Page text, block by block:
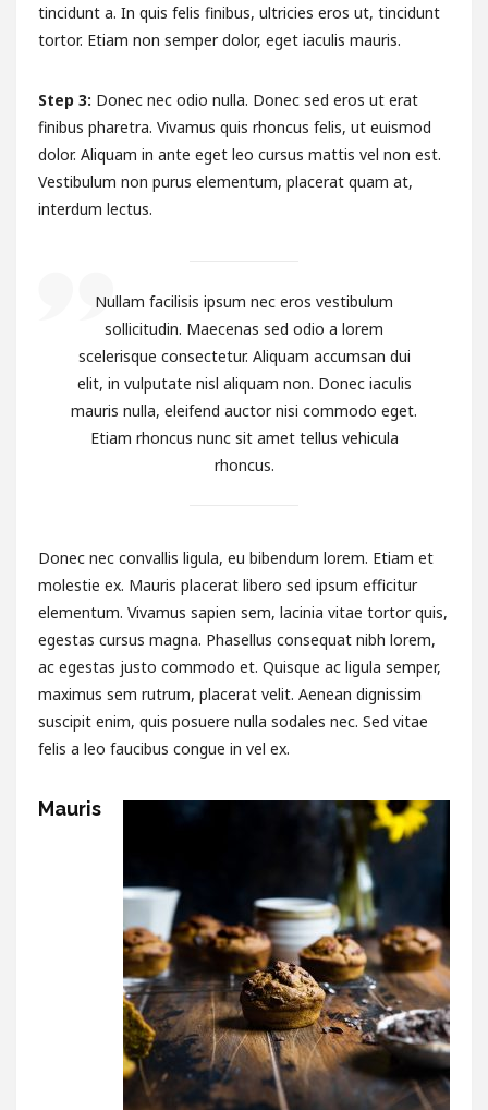
tincidunt a. In quis felis finibus, ultricies eros ut, tincidunt
tortor. Etiam non semper dolor, eget iaculis mauris.
Step 3: Donec nec odio nulla. Donec sed eros ut erat
finibus pharetra. Vivamus quis rhoncus felis, ut euismod
dolor. Aliquam in ante eget leo cursus mattis vel non est.
Vestibulum non purus elementum, placerat quam at,
interdum lectus.
Nullam facilisis ipsum nec eros vestibulum
sollicitudin. Maecenas sed odio a lorem
scelerisque consectetur. Aliquam accumsan dui
elit, in vulputate nisl aliquam non. Donec iaculis
mauris nulla, eleifend auctor nisi commodo eget.
Etiam rhoncus nunc sit amet tellus vehicula
rhoncus.
Donec nec convallis ligula, eu bibendum lorem. Etiam et
molestie ex. Mauris placerat libero sed ipsum efficitur
elementum. Vivamus sapien sem, lacinia vitae tortor quis,
egestas cursus magna. Phasellus consequat nibh lorem,
ac egestas justo commodo et. Quisque ac ligula semper,
maximus sem rutrum, placerat velit. Aenean dignissim
suscipit enim, quis posuere nulla sodales nec. Sed vitae
felis a leo faucibus congue in vel ex.
Mauris